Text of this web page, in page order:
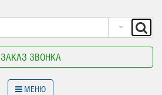
ЗАКАЗ ЗВОНКА
МЕНЮ